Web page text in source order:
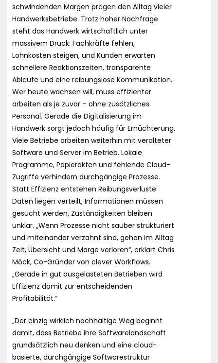
schwindenden Margen prägen den Alltag vieler
Handwerksbetriebe. Trotz hoher Nachfrage
steht das Handwerk wirtschaftlich unter
massivem Druck: Fachkräfte fehlen,
Lohnkosten steigen, und Kunden erwarten
schnellere Reaktionszeiten, transparente
Abläufe und eine reibungslose Kommunikation.
Wer heute wachsen will, muss effizienter
arbeiten als je zuvor – ohne zusätzliches
Personal. Gerade die Digitalisierung im
Handwerk sorgt jedoch häufig für Ernüchterung.
Viele Betriebe arbeiten weiterhin mit veralteter
Software und Server im Betrieb. Lokale
Programme, Papierakten und fehlende Cloud-
Zugriffe verhindern durchgängige Prozesse.
Statt Effizienz entstehen Reibungsverluste:
Daten liegen verteilt, Informationen müssen
gesucht werden, Zuständigkeiten bleiben
unklar. „Wenn Prozesse nicht sauber strukturiert
und miteinander verzahnt sind, gehen im Alltag
Zeit, Übersicht und Marge verloren“, erklärt Chris
Möck, Co-Gründer von clever Workflows.
„Gerade in gut ausgelasteten Betrieben wird
Effizienz damit zur entscheidenden
Profitabilität.“
„Der einzig wirklich nachhaltige Weg beginnt
damit, dass Betriebe ihre Softwarelandschaft
grundsätzlich neu denken und eine cloud-
basierte, durchgängige Softwarestruktur